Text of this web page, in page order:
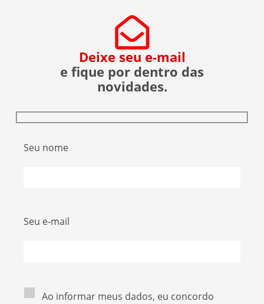
Deixe seu e-mail
e fique por dentro das
novidades.
Seu nome
Seu e-mail
Ao informar meus dados, eu concordo